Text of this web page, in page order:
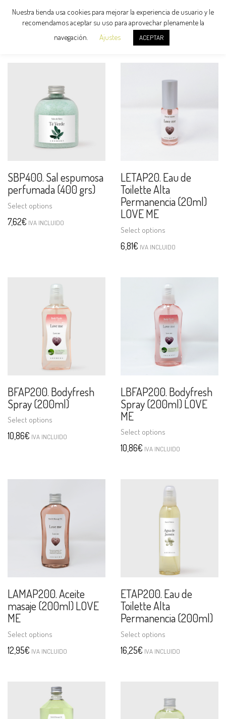
SBP400. Sal espumosa
perfumada (400 grs)
Select options
7,62€ IVA INCLUIDO
LETAP20. Eau de
Toilette Alta
Permanencia (20ml)
LOVE ME
Select options
6,81€ IVA INCLUIDO
BFAP200. Bodyfresh
Spray (200ml)
Select options
10,86€ IVA INCLUIDO
LBFAP200. Bodyfresh
Spray (200ml) LOVE
ME
Select options
10,86€ IVA INCLUIDO
LAMAP200. Aceite
masaje (200ml) LOVE
ME
Select options
12,95€ IVA INCLUIDO
ETAP200. Eau de
Toilette Alta
Permanencia (200ml)
Select options
16,25€ IVA INCLUIDO
Nuestra tienda usa cookies para mejorar la experiencia de usuario y le
recomendamos aceptar su uso para aprovechar plenamente la
navegación.
Ajustes ACEPTAR